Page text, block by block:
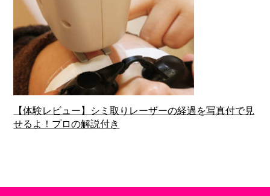
【体験レビュー】シミ取りレーザーの経過を写真付で見
せるよ！プロの解説付き